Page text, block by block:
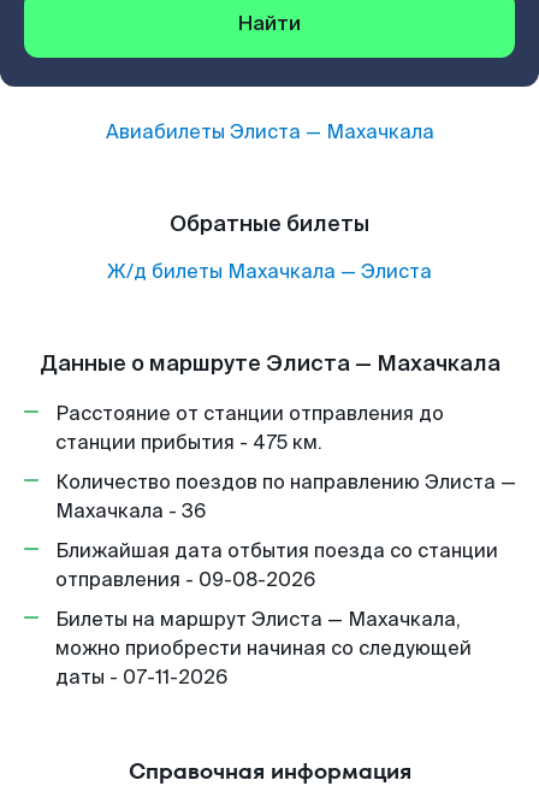
Найти
Авиабилеты Элиста — Махачкала
Обратные билеты
Ж/д билеты Махачкала — Элиста
Данные о маршруте Элиста — Махачкала
Расстояние от станции отправления до
станции прибытия - 475 км.
Количество поездов по направлению Элиста —
Махачкала - 36
Ближайшая дата отбытия поезда со станции
отправления - 09-08-2026
Билеты на маршрут Элиста — Махачкала,
можно приобрести начиная со следующей
даты - 07-11-2026
Справочная информация